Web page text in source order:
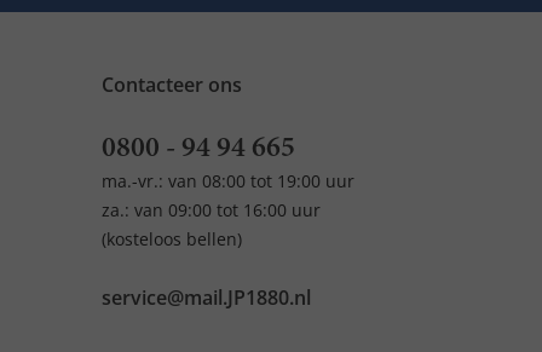
Contacteer ons
0800 - 94 94 665
ma.-vr.: van 08:00 tot 19:00 uur
za.: van 09:00 tot 16:00 uur
(kosteloos bellen)
service@mail.JP1880.nl